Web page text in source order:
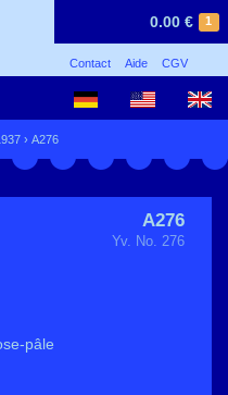
1
0.00 €
Contact Aide CGV
› A276
A276
Yv. No. 276
pâle